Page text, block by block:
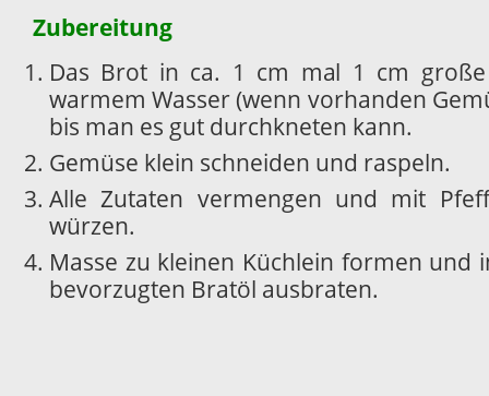
Zubereitung
Das Brot in ca. 1 cm mal 1 cm große
warmem Wasser (wenn vorhanden
bis man es gut durchkneten kann.
Gemüse klein schneiden und raspeln.
Alle Zutaten vermengen und mit
würzen.
Masse zu kleinen Küchlein formen und
bevorzugten Bratöl ausbraten.